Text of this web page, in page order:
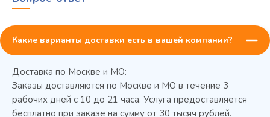
Какие варианты доставки есть в вашей компании?
Доставка по Москве и МО:
Заказы доставляются по Москве и МО в течение 3
рабочих дней с 10 до 21 часа. Услуга предоставляется
бесплатно при заказе на сумму от 30 тысяч рублей.